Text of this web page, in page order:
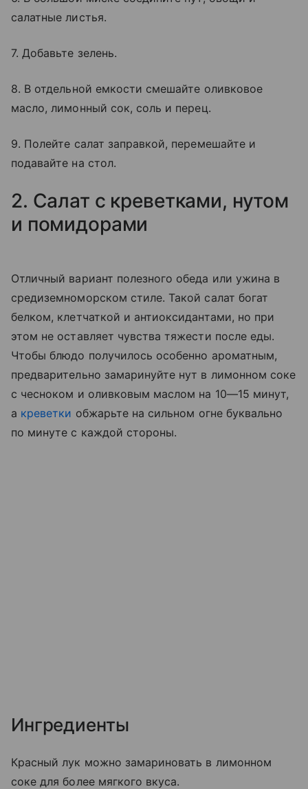
салатные листья.
7. Добавьте зелень.
8. В отдельной емкости смешайте оливковое
масло, лимонный сок, соль и перец.
9. Полейте салат заправкой, перемешайте и
подавайте на стол.
2. Салат с креветками, нутом
и помидорами
Отличный вариант полезного обеда или ужина в
средиземноморском стиле. Такой салат богат
белком, клетчаткой и антиоксидантами, но при
этом не оставляет чувства тяжести после еды.
Чтобы блюдо получилось особенно ароматным,
предварительно замаринуйте нут в лимонном соке
с чесноком и оливковым маслом на 10—15 минут,
а креветки обжарьте на сильном огне буквально
по минуте с каждой стороны.
Ингредиенты
Красный лук можно замариновать в лимонном
соке для более мягкого вкуса.